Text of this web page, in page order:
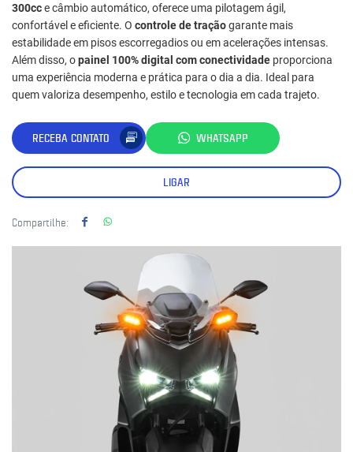
300cce câmbio automático, oferece uma pilotagem ágil,
confortável e eficiente. O controle de traçãogarante mais
estabilidade em pisos escorregadios ou em acelerações intensas.
Além disso, opainel 100% digital com conectividade proporciona
uma experiência moderna e prática para o dia a dia. Ideal para
quem valoriza desempenho, estilo e tecnologia em cada trajeto.
RECEBA CONTATO WHATSAPP
LIGAR
Compartilhe: